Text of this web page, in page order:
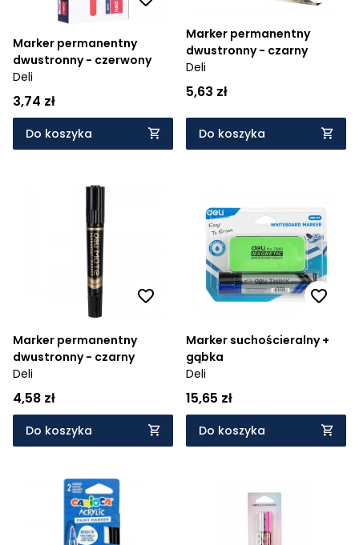
Marker permanentny
dwustronny - czerwony
Deli
3,74 zł
Do koszyka
Marker permanentny
dwustronny - czarny
Deli
5,63 zł
Do koszyka
Marker permanentny
dwustronny - czarny
Deli
4,58 zł
Do koszyka
Marker suchościeralny +
gąbka
Deli
15,65 zł
Do koszyka